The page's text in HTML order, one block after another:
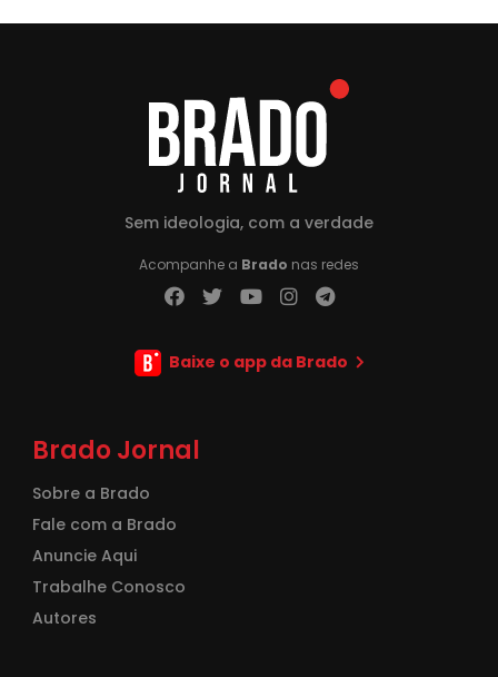
Sem ideologia, com a verdade
Acompanhe a Brado nas redes
Baixe o app da Brado
Brado Jornal
Sobre a Brado
Fale com a Brado
Anuncie Aqui
Trabalhe Conosco
Autores